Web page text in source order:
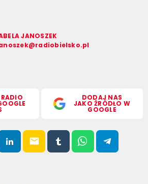
JANOSZEK
DODAJ NAS
JAKO ŹRÓDŁO W
GOOGLE
email